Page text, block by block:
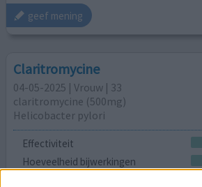
geef mening
Claritromycine
04-05-2025 | Vrouw | 33
claritromycine (500mg)
Helicobacter pylori
Effectiviteit
Hoeveelheid bijwerkingen